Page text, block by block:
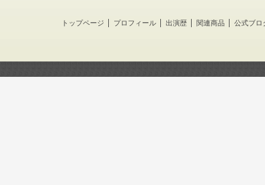
トップページ プロフィール 出演歴 関連商品 公式ブロ